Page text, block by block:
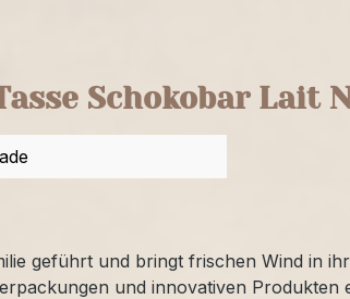
Schokobar Lait
geführt und bringt frischen Wind in
und innovativen